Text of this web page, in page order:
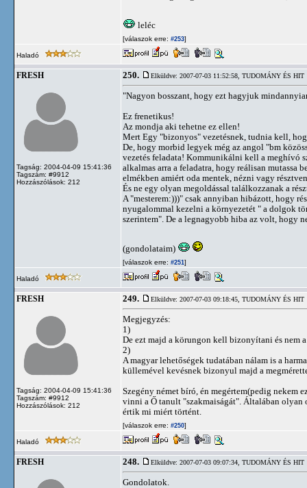
leléc
[válaszok erre: #253]
Haladó
FRESH
Tagság: 2004-04-09 15:41:36
Tagszám: #9912
Hozzászólások: 212
250. Elküldve: 2007-07-03 11:52:58, TUDOMÁNY ÉS HIT
"Nagyon bosszant, hogy ezt hagyjuk
Ez frenetikus!
Az mondja aki tehetne ez ellen!
Mert Egy "bizonyos" vezetésnek, tudnia kell,
De, hogy morbid legyek még az angol "bm
vezetés feladata! Kommunikálni kell a meghívó
alkalmas arra a feladatra, hogy reálisan mutassa
elmékben amiért oda mentek, nézni vagy
És ne egy olyan megoldással találkozzanak a
A "mesterem:)))" csak annyiban hibázott, hogy
nyugalommal kezelni a környezetét " a dolgok
szerintem". De a legnagyobb hiba az volt, hogy
(gondolataim)
[válaszok erre: #251]
Haladó
FRESH
Tagság: 2004-04-09 15:41:36
Tagszám: #9912
Hozzászólások: 212
249. Elküldve: 2007-07-03 09:18:45, TUDOMÁNY ÉS HIT
Megjegyzés:
1)
De ezt majd a körungon kell bizonyítani és nem
2)
A magyar lehetőségek tudatában nálam is a
küllemével kevésnek bizonyul majd a
Szegény német bíró, én megértem(pedig nekem
vinni a Ő tanult "szakmaiságát". Általában olyan
értik mi miért történt.
[válaszok erre: #250]
Haladó
FRESH 248. Elküldve: 2007-07-03 09:07:34, TUDOMÁNY ÉS HIT
Gondolatok.